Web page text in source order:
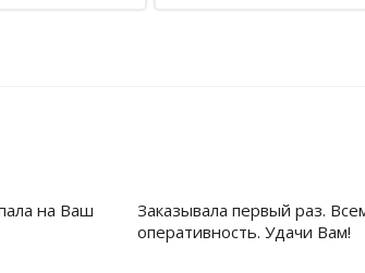
на Ваш
Заказывала первый раз.
оперативность. Удачи Вам!